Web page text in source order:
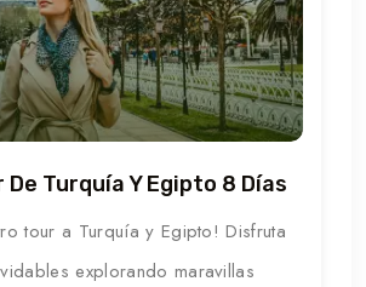
De Turquía Y Egipto 8 Días
tour a Turquía y Egipto! Disfruta
explorando maravillas